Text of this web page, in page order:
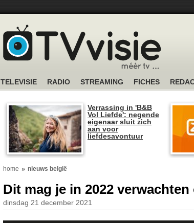
TELEVISIE RADIO STREAMING FICHES
Verrassing in 'B&B
Vol Liefde': negende
eigenaar sluit zich
aan voor
liefdesavontuur
home nieuws belgië
Dit mag je in 2022 verwachten
dinsdag 21 december 2021